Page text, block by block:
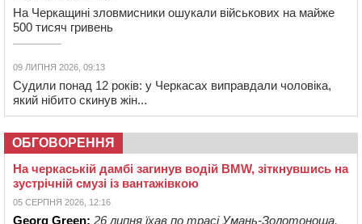
На Черкащині зловмисники ошукали військових на майже
500 тисяч гривень
09 ЛИПНЯ 2026, 09:13
Судили понад 12 років: у Черкасах виправдали чоловіка,
який нібито скинув жін...
ОБГОВОРЕННЯ
На черкаській дамбі загинув водій BMW, зіткнувшись на
зустрічній смузі із вантажівкою
05 СЕРПНЯ 2026, 12:16
Georg Green: 26 липня їхав по трасі Умань-Золотоноша,